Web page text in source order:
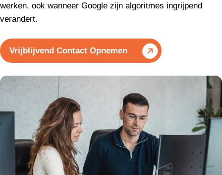
werken, ook wanneer Google zijn algoritmes ingrijpend
verandert.
Vrijblijvend Contact Opnemen